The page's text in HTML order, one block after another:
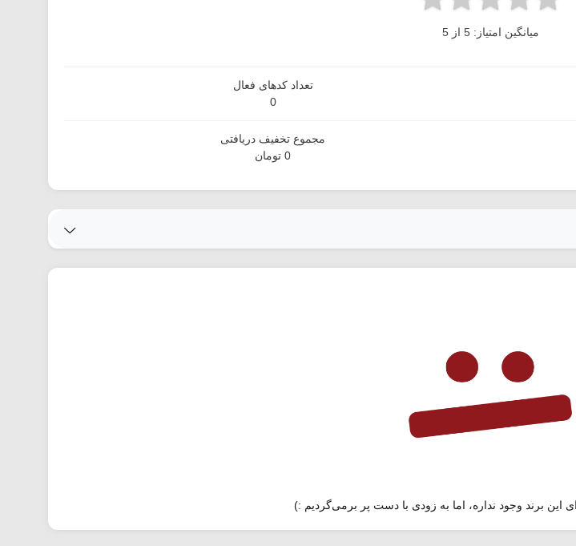
میانگین امتیاز: 5 از 5
تعداد کدهای فعال
0
مجموع تخفیف دریافتی
0 تومان
این برند وجود نداره، اما به زودی با دست پر برمی‌گردیم :)